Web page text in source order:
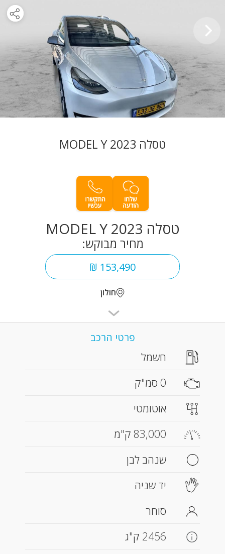
טסלה MODEL Y 2023
טסלה MODEL Y 2023
מחיר מבוקש:
153,490 ₪
חולון
פרטי הרכב
חשמל
0 סמ"ק
אוטומטי
83,000 ק"מ
שנהב לבן
יד שניה
סוחר
2456 ק"ג